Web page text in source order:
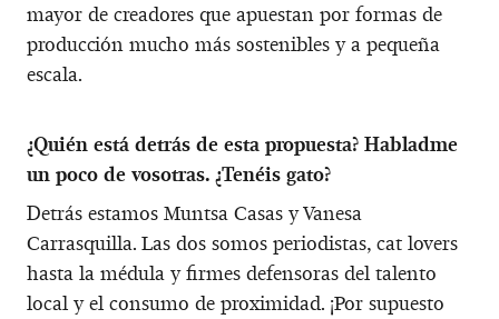
mayor de creadores que apuestan por formas de
producción mucho más sostenibles y a pequeña
escala.
¿Quién está detrás de esta propuesta? Habladme
un poco de vosotras. ¿Tenéis gato?
Detrás estamos Muntsa Casas y Vanesa
Carrasquilla. Las dos somos periodistas, cat lovers
hasta la médula y firmes defensoras del talento
local y el consumo de proximidad. ¡Por supuesto